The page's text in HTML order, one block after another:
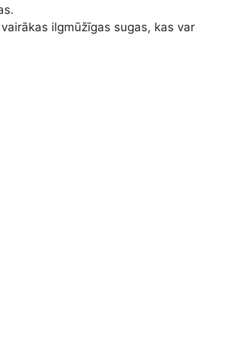
ilgmūžīgas sugas, kas var